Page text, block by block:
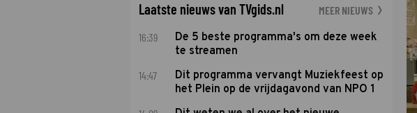
Laatste nieuws van TVgids.nl MEER NIEUWS
16:39
De 5 beste programma's om deze week
te streamen
14:47
Dit programma vervangt Muziekfeest op
het Plein op de vrijdagavond van NPO 1